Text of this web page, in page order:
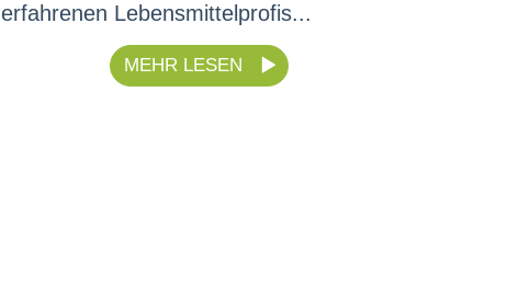
erfahrenen Lebensmittelprofis...
MEHR LESEN